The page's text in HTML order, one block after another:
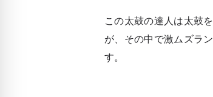
この太鼓の達人は太鼓
が、その中で激ムズラ
す。